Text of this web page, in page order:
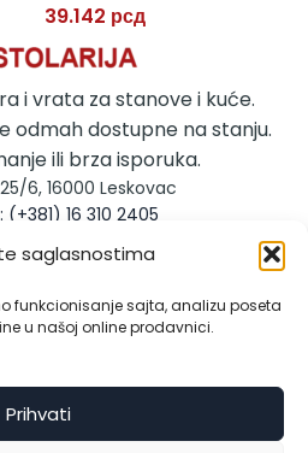
saglasnostima
funkcionisanje sajta, analizu poseta
u našoj online prodavnici.
Prihvati
39.142 рсд
i vrata za stanove i kuće.
odmah dostupne na stanju.
ili brza isporuka.
6, 16000 Leskovac
16 310 2405